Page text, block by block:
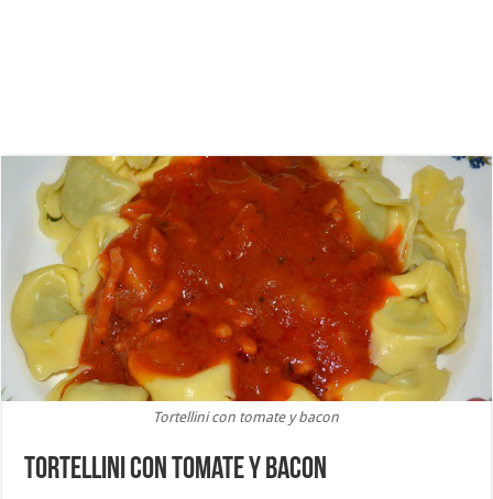
Tortellini con tomate y bacon
Tortellini con tomate y bacon